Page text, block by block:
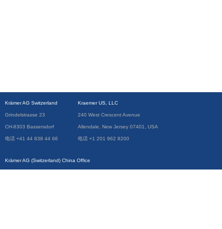
Krämer AG Switzerland
Grindelstrasse 23
CH-8303 Bassersdorf
电话 +41 44 838 44 66
Kraemer US, LLC
240 West Crescent Avenue
Allendale, New Jersey 07401, USA
电话 +1 201 962 8200
Krämer AG (Switzerland) China Office